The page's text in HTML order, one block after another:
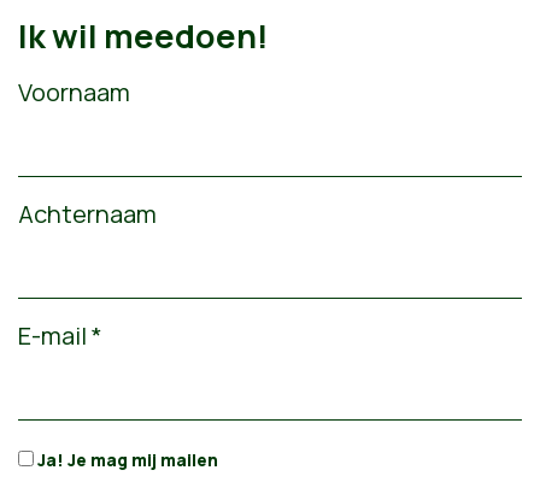
Ik wil meedoen!
Voornaam
Achternaam
E-mail *
Ja! Je mag mij mailen